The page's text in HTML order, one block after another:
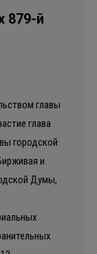
879-й
главы
глава
городской
и
Думы,